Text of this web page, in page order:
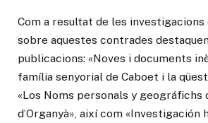
Com a resultat de les
sobre aquestes contrades
publicacions: «Noves i documents
família senyorial de Caboet i la
«Los Noms personals y geográfichs
d’Organyà», així com